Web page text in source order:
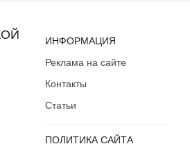
ИНФОРМАЦИЯ
Реклама на сайте
Контакты
Статьи
ПОЛИТИКА САЙТА